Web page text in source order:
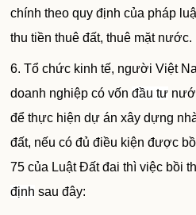
chính theo quy định của pháp
thu tiền thuê đất, thuê mặt nước.
6. Tổ chức kinh tế, người Việt
doanh nghiệp có vốnđầu tư
để thực hiện dự án xây dựng
đất, nếu có đủ điều kiện được
75 của Luật Đất đai thì việc bồi
định sau đây: